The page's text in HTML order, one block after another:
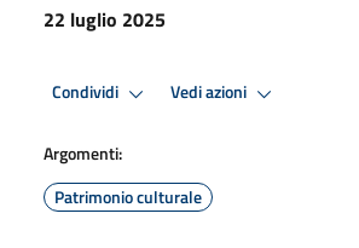
22 luglio 2025
Condividi Vedi azioni
Argomenti:
Patrimonio culturale